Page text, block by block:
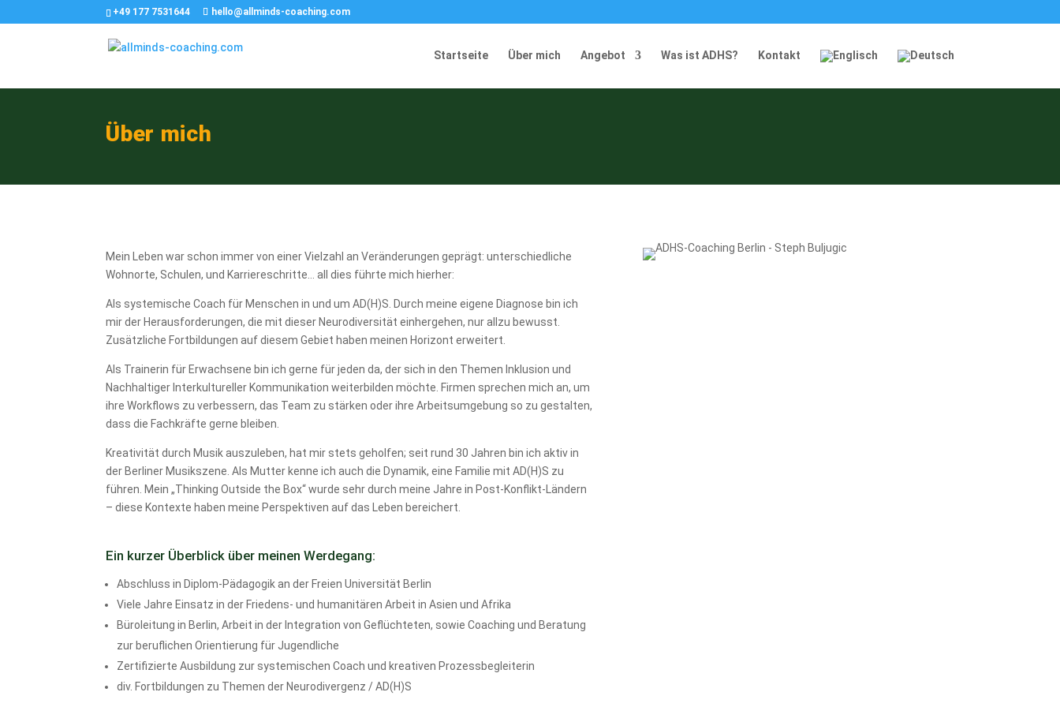
+49 177 7531644 hello@allminds-coaching.com
Startseite Über mich Angebot Was ist ADHS? Kontakt
Über mich
Mein Leben war schon immer von einer Vielzahl an Veränderungen geprägt: unterschiedliche
Wohnorte, Schulen, und Karriereschritte… all dies führte mich hierher:
Als systemische Coach für Menschen in und um AD(H)S. Durch meine eigene Diagnose bin ich
mir der Herausforderungen, die mit dieser Neurodiversität einhergehen, nur allzu bewusst.
Zusätzliche Fortbildungen auf diesem Gebiet haben meinen Horizont erweitert.
Als Trainerin für Erwachsene bin ich gerne für jeden da, der sich in den Themen Inklusion und
Nachhaltiger Interkultureller Kommunikation weiterbilden möchte. Firmen sprechen mich an, um
ihre Workflows zu verbessern, das Team zu stärken oder ihre Arbeitsumgebung so zu gestalten,
dass die Fachkräfte gerne bleiben.
Kreativität durch Musik auszuleben, hat mir stets geholfen; seit rund 30 Jahren bin ich aktiv in
der Berliner Musikszene. Als Mutter kenne ich auch die Dynamik, eine Familie mit AD(H)S zu
führen. Mein „Thinking Outside the Box“ wurde sehr durch meine Jahre in Post-Konflikt-Ländern
– diese Kontexte haben meine Perspektiven auf das Leben bereichert.
Ein kurzer Überblick über meinen Werdegang:
Abschluss in Diplom-Pädagogik an der Freien Universität Berlin
Viele Jahre Einsatz in der Friedens- und humanitären Arbeit in Asien und Afrika
Büroleitung in Berlin, Arbeit in der Integration von Geflüchteten, sowie Coaching und Beratung
zur beruflichen Orientierung für Jugendliche
Zertifizierte Ausbildung zur systemischen Coach und kreativen Prozessbegleiterin
div. Fortbildungen zu Themen der Neurodivergenz / AD(H)S